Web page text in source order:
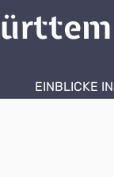
EINBLICKE